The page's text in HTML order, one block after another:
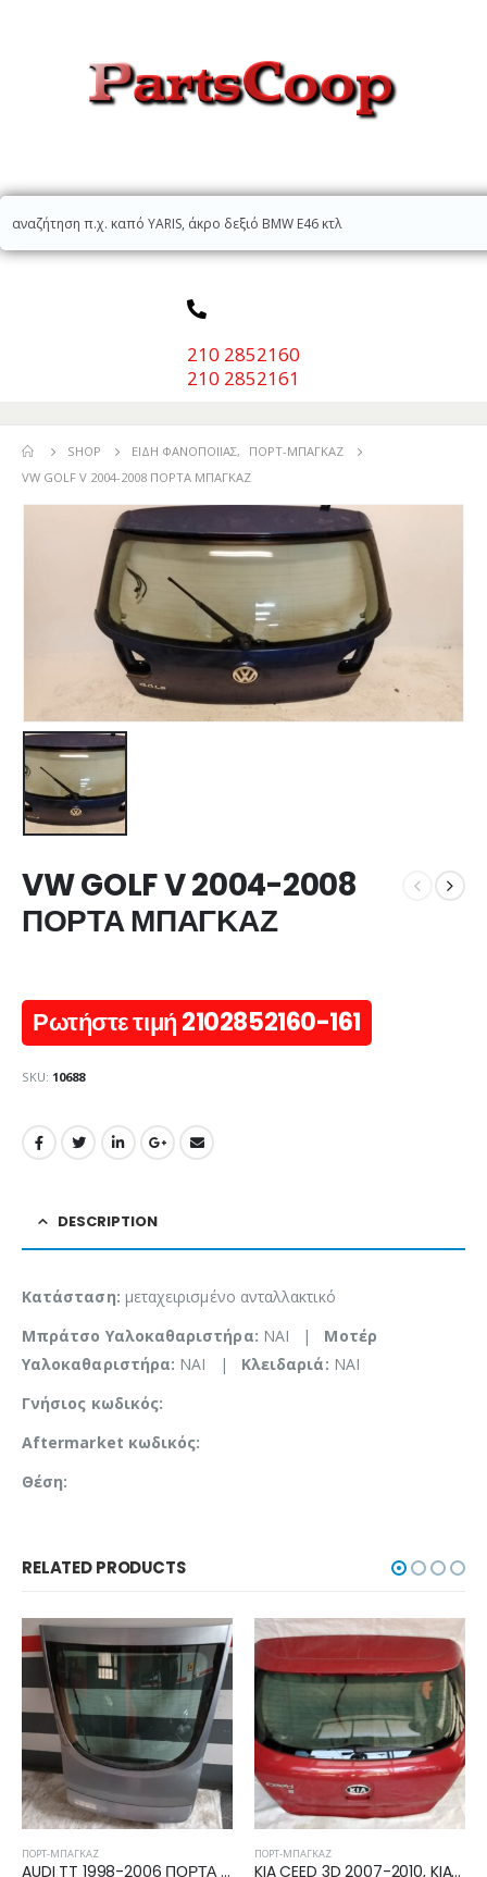
210 2852160
210 2852161
SHOP ΕΊΔΗ ΦΑΝΟΠΟΙΊΑΣ,
ΠΟΡΤ-ΜΠΑΓΚΆΖ
VW GOLF V 2004-2008 ΠΟΡΤΑ ΜΠΑΓΚΑΖ
VW GOLF V 2004-2008
ΠΟΡΤΑ ΜΠΑΓΚΑΖ
Ρωτήστε τιμή 2102852160-161
SKU: 10688
DESCRIPTION
Κατάσταση: μεταχειρισμένο ανταλλακτικό
Μπράτσο Υαλοκαθαριστήρα: NAI | Μοτέρ
Υαλοκαθαριστήρα: NAI | Κλειδαριά: NAI
Γνήσιος κωδικός:
Aftermarket κωδικός:
Θέση:
RELATED PRODUCTS
ΠΟΡΤ-ΜΠΑΓΚΆΖ ΠΟΡΤ-ΜΠΑΓΚΆΖ